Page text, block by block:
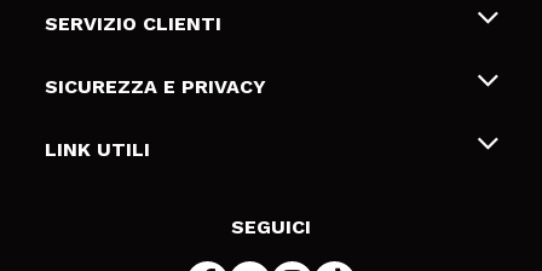
Chi siamo
Gift Cards
SERVIZIO CLIENTI
Spedizioni & Resi
Metodi di pagamamento
SICUREZZA E PRIVACY
Termini e condizioni
LINK UTILI
SEGUICI